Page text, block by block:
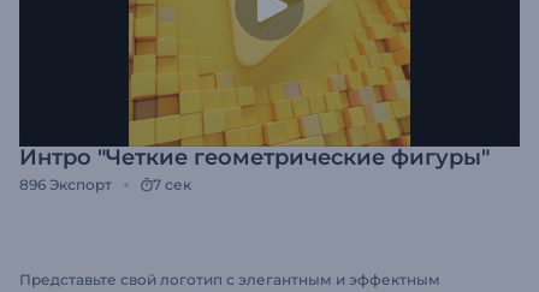
Интро "Четкие геометрические фигуры"
896 Экспорт 7 сек
Представьте свой логотип с элегантным и эффектным